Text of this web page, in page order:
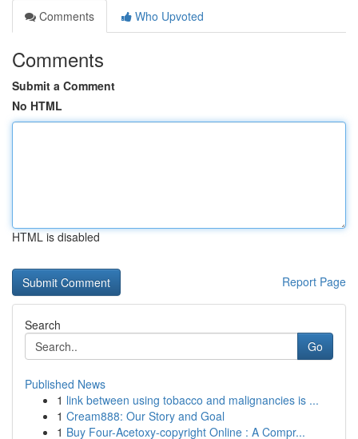
Comments
Who Upvoted
Comments
Submit a Comment
No HTML
HTML is disabled
Report Page
Search
Go
Published News
1 link between using tobacco and malignancies is ...
1 Cream888: Our Story and Goal
1 Buy Four-Acetoxy-copyright Online : A Compr...